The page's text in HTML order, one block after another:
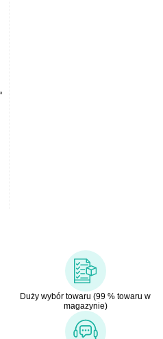
Duży wybór towaru (99 % towaru w
magazynie)